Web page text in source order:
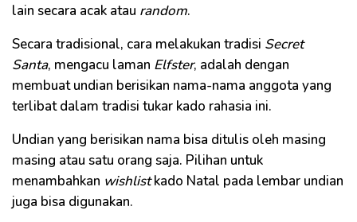
lain secara acak atau random.
Secara tradisional, cara melakukan tradisi Secret
Santa, mengacu laman Elfster, adalah dengan
membuat undian berisikan nama-nama anggota yang
terlibat dalam tradisi tukar kado rahasia ini.
Undian yang berisikan nama bisa ditulis oleh masing
masing atau satu orang saja. Pilihan untuk
menambahkan wishlistkado Natal pada lembar undian
juga bisa digunakan.